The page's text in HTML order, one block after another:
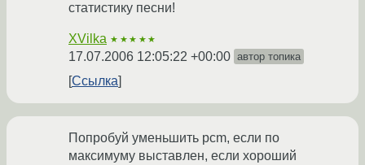
статистику песни!
XVilka ★★★★★
17.07.2006 12:05:22 +00:00 автор топика
Ссылка
Попробуй уменьшить pcm, если по
максимуму выставлен, если хороший